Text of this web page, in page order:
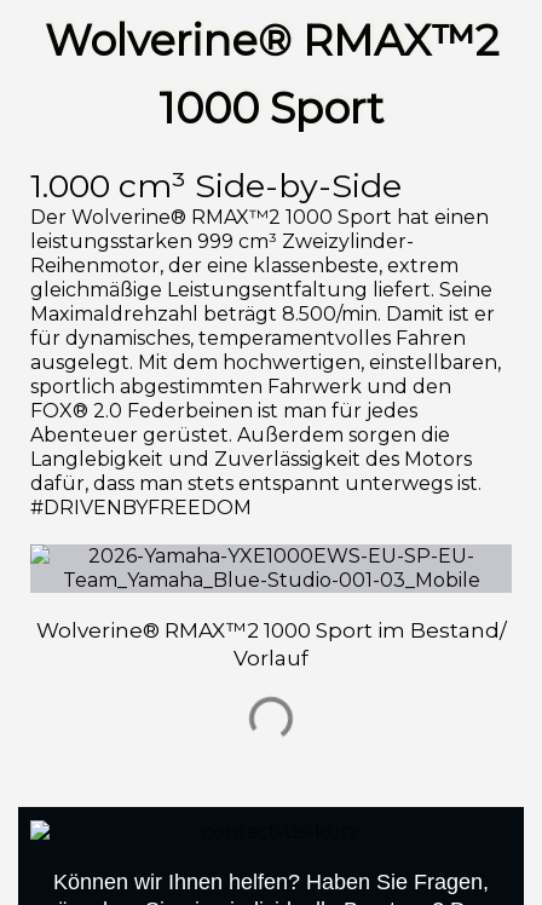
Wolverine® RMAX™2
1000 Sport
1.000 cm³ Side-by-Side
Der Wolverine® RMAX™2 1000 Sport hat einen
leistungsstarken 999 cm³ Zweizylinder-
Reihenmotor, der eine klassenbeste, extrem
gleichmäßige Leistungsentfaltung liefert. Seine
Maximaldrehzahl beträgt 8.500/min. Damit ist er
für dynamisches, temperamentvolles Fahren
ausgelegt. Mit dem hochwertigen, einstellbaren,
sportlich abgestimmten Fahrwerk und den
FOX® 2.0 Federbeinen ist man für jedes
Abenteuer gerüstet. Außerdem sorgen die
Langlebigkeit und Zuverlässigkeit des Motors
dafür, dass man stets entspannt unterwegs ist.
#DRIVENBYFREEDOM
Wolverine® RMAX™2 1000 Sport im Bestand/
Vorlauf
Können wir Ihnen helfen? Haben Sie Fragen,